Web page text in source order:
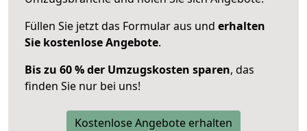
Füllen Sie jetzt das Formular aus und erhalten
Sie kostenlose Angebote.
Bis zu 60 % der Umzugskosten sparen, das
finden Sie nur bei uns!
Kostenlose Angebote erhalten